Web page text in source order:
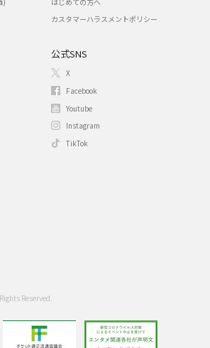
カスタマーハラスメントポリシー
公式SNS
X
Facebook
Youtube
Instagram
TikTok
Reserved.